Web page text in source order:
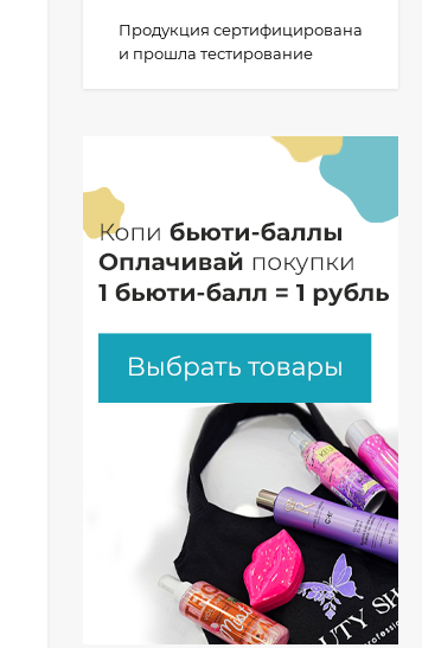
Продукция сертифицирована
и прошла тестирование